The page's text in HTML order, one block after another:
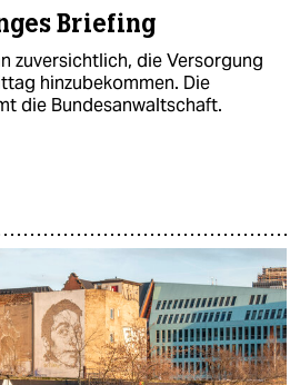
Briefing
zuversichtlich, die Versorgung
hinzubekommen. Die
die Bundesanwaltschaft.